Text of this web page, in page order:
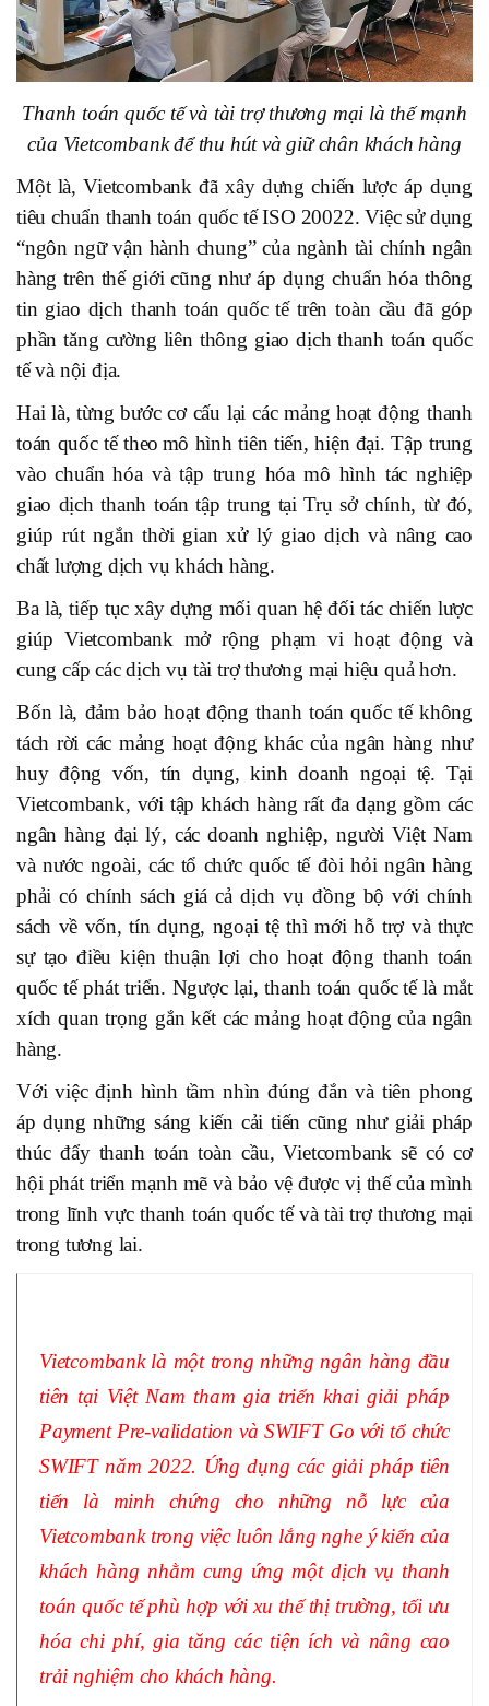
Thanh toán quốc tế và tài trợ thương mại là thế mạnh
của Vietcombank để thu hút và giữ chân khách hàng
Một là, Vietcombank đã xây dựng chiến lược áp dụng
tiêu chuẩn thanh toán quốc tế ISO 20022. Việc sử dụng
“ngôn ngữ vận hành chung” của ngành tài chính ngân
hàng trên thế giới cũng như áp dụng chuẩn hóa thông
tin giao dịch thanh toán quốc tế trên toàn cầu đã góp
phần tăng cường liên thông giao dịch thanh toán quốc
tế và nội địa.
Hai là, từng bước cơ cấu lại các mảng hoạt động thanh
toán quốc tế theo mô hình tiên tiến, hiện đại. Tập trung
vào chuẩn hóa và tập trung hóa mô hình tác nghiệp
giao dịch thanh toán tập trung tại Trụ sở chính, từ đó,
giúp rút ngắn thời gian xử lý giao dịch và nâng cao
chất lượng dịch vụ khách hàng.
Ba là, tiếp tục xây dựng mối quan hệ đối tác chiến lược
giúp Vietcombank mở rộng phạm vi hoạt động và
cung cấp các dịch vụ tài trợ thương mại hiệu quả hơn.
Bốn là, đảm bảo hoạt động thanh toán quốc tế không
tách rời các mảng hoạt động khác của ngân hàng như
huy động vốn, tín dụng, kinh doanh ngoại tệ. Tại
Vietcombank, với tập khách hàng rất đa dạng gồm các
ngân hàng đại lý, các doanh nghiệp, người Việt Nam
và nước ngoài, các tổ chức quốc tế đòi hỏi ngân hàng
phải có chính sách giá cả dịch vụ đồng bộ với chính
sách về vốn, tín dụng, ngoại tệ thì mới hỗ trợ và thực
sự tạo điều kiện thuận lợi cho hoạt động thanh toán
quốc tế phát triển. Ngược lại, thanh toán quốctế là mắt
xích quan trọng gắn kết các mảng hoạt động của ngân
hàng.
Với việc định hình tầm nhìn đúng đắn và tiên phong
áp dụng những sáng kiến cải tiến cũng như giải pháp
thúc đẩy thanh toán toàn cầu, Vietcombank sẽ có cơ
hội phát triển mạnh mẽ và bảo vệ được vị thế của mình
trong lĩnh vực thanh toán quốc tế và tài trợ thương mại
trong tương lai.
Vietcombank là một trong những ngân hàng đầu
tiên tại Việt Nam tham gia triển khai giải pháp
Payment Pre-validation và SWIFT Go với tổ chức
SWIFT năm 2022. Ứng dụng các giải pháp tiên
tiến là minh chứng cho những nỗ lực của
Vietcombank trong việc luôn lắng nghe ý kiến của
khách hàng nhằm cung ứng một dịch vụ thanh
toán quốc tế phù hợp với xu thế thị trường, tối ưu
hóa chi phí, gia tăng các tiện ích và nâng cao
trải nghiệm cho khách hàng.